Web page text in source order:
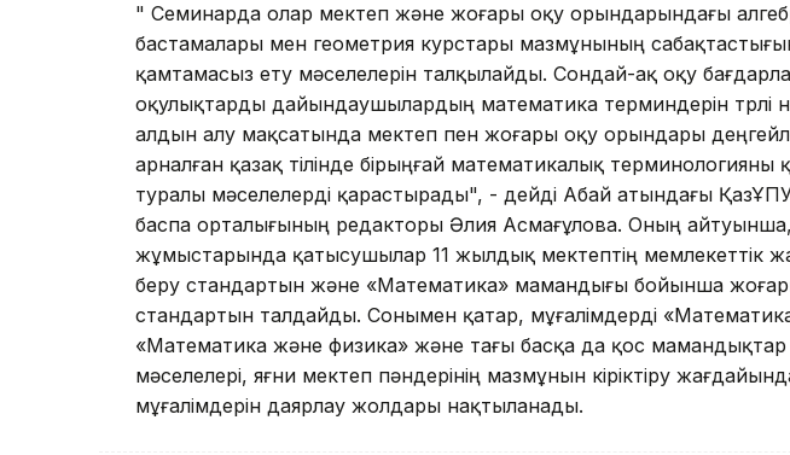
" Семинарда олар мектеп және жоғары оқу орындарындағы
бастамалары мен геометрия курстары мазмұнының
қамтамасыз ету мәселелерін талқылайды. Сондай-ақ оқу
оқулықтарды дайындаушылардың математика терминдерін түрлі
алдын алу мақсатында мектеп пен жоғары оқу орындары
арналған қазақ тілінде бірыңғай математикалық терминологияны
туралы мәселелерді қарастырады", - дейді Абай атындағы
баспа орталығының редакторы Әлия Асмағұлова. Оның
жұмыстарында қатысушылар 11 жылдық мектептің мемлекеттік
беру стандартын және «Математика» мамандығы бойынша жоғары
стандартын талдайды. Сонымен қатар, мұғалімдерді
«Математика және физика» және тағы басқа да қос
мәселелері, яғни мектеп пәндерінің мазмұнын кіріктіру
мұғалімдерін даярлау жолдары нақтыланады.